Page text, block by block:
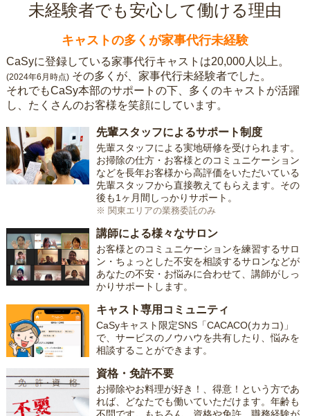
未経験者でも安心して働ける理由
キャストの多くが家事代行未経験
CaSyに登録している家事代行キャストは20,000人以上。
(2024年6月時点) その多くが、家事代行未経験者でした。
それでもCaSy本部のサポートの下、多くのキャストが活躍
し、たくさんのお客様を笑顔にしています。
先輩スタッフによるサポート制度
先輩スタッフによる実地研修を受けられます。
お掃除の仕方・お客様とのコミュニケーション
などを長年お客様から高評価をいただいている
先輩スタッフから直接教えてもらえます。その
後も1ヶ月間しっかりサポート。
※ 関東エリアの業務委託のみ
講師による様々なサロン
お客様とのコミュニケーションを練習するサロ
ン・ちょっとした不安を相談するサロンなどが
あなたの不安・お悩みに合わせて、講師がしっ
かりサポートします。
キャスト専用コミュニティ
CaSyキャスト限定SNS「CACACO(カカコ)」
で、サービスのノウハウを共有したり、悩みを
相談することができます。
資格・免許不要
お掃除やお料理が好き！、得意！という方であ
れば、どなたでも働いていただけます。年齢も